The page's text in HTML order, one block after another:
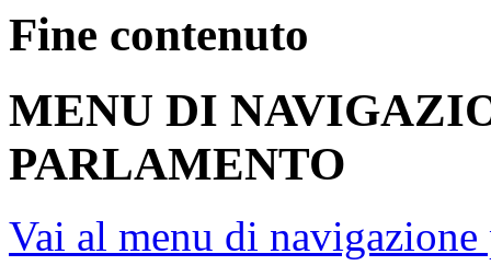
Fine contenuto
MENU DI
PARLAMENTO
Vai al menu di